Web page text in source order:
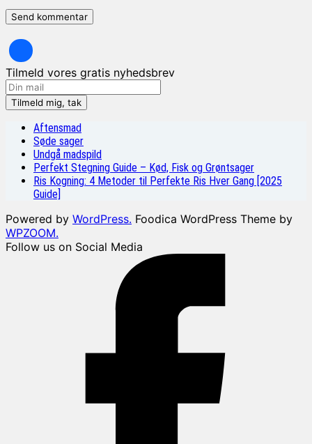
Tilmeld vores gratis nyhedsbrev
Aftensmad
Søde sager
Undgå madspild
Perfekt Stegning Guide – Kød, Fisk og Grøntsager
Ris Kogning: 4 Metoder til Perfekte Ris Hver Gang [2025
Guide]
Powered by WordPress. Foodica WordPress Theme by
WPZOOM.
Follow us on Social Media